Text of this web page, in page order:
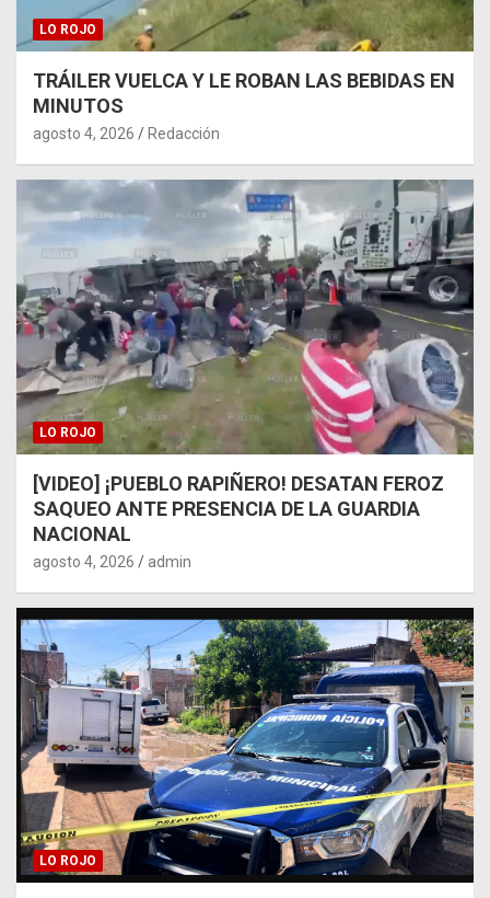
LO ROJO
TRÁILER VUELCA Y LE ROBAN LAS BEBIDAS EN
MINUTOS
agosto 4, 2026 Redacción
LO ROJO
[VIDEO] ¡PUEBLO RAPIÑERO! DESATAN FEROZ
SAQUEO ANTE PRESENCIA DE LA GUARDIA
NACIONAL
agosto 4, 2026 admin
LO ROJO